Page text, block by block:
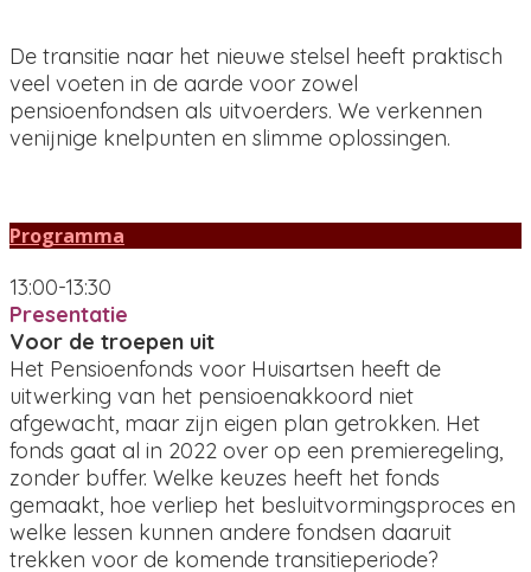
De transitie naar het nieuwe stelsel heeft praktisch
veel voeten in de aarde voor zowel
pensioenfondsen als uitvoerders. We verkennen
venijnige knelpunten en slimme oplossingen.
Programma
13:00-13:30
Presentatie
Voor de troepen uit
Het Pensioenfonds voor Huisartsen heeft de
uitwerking van het pensioenakkoord niet
afgewacht, maar zijn eigen plan getrokken. Het
fonds gaat al in 2022 over op een premieregeling,
zonder buffer. Welke keuzes heeft het fonds
gemaakt, hoe verliep het besluitvormingsproces en
welke lessen kunnen andere fondsen daaruit
trekken voor de komende transitieperiode?